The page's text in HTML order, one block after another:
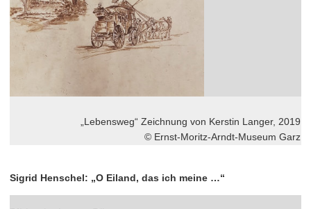
„Lebensweg“ Zeichnung von Kerstin Langer, 2019
© Ernst-Moritz-Arndt-Museum Garz
Sigrid Henschel: „O Eiland, das ich meine …“